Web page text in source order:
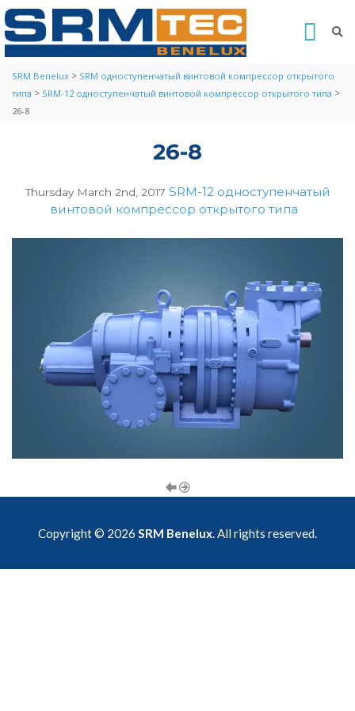
SRM Benelux > SRM одноступенчатый винтовой компрессор открытого
типа > SRM-12 одноступенчатый винтовой компрессор открытого типа >
26-8
26-8
Thursday March 2nd, 2017 SRM-12 одноступенчатый
винтовой компрессор открытого типа
Copyright © 2026 SRM Benelux. All rights reserved.